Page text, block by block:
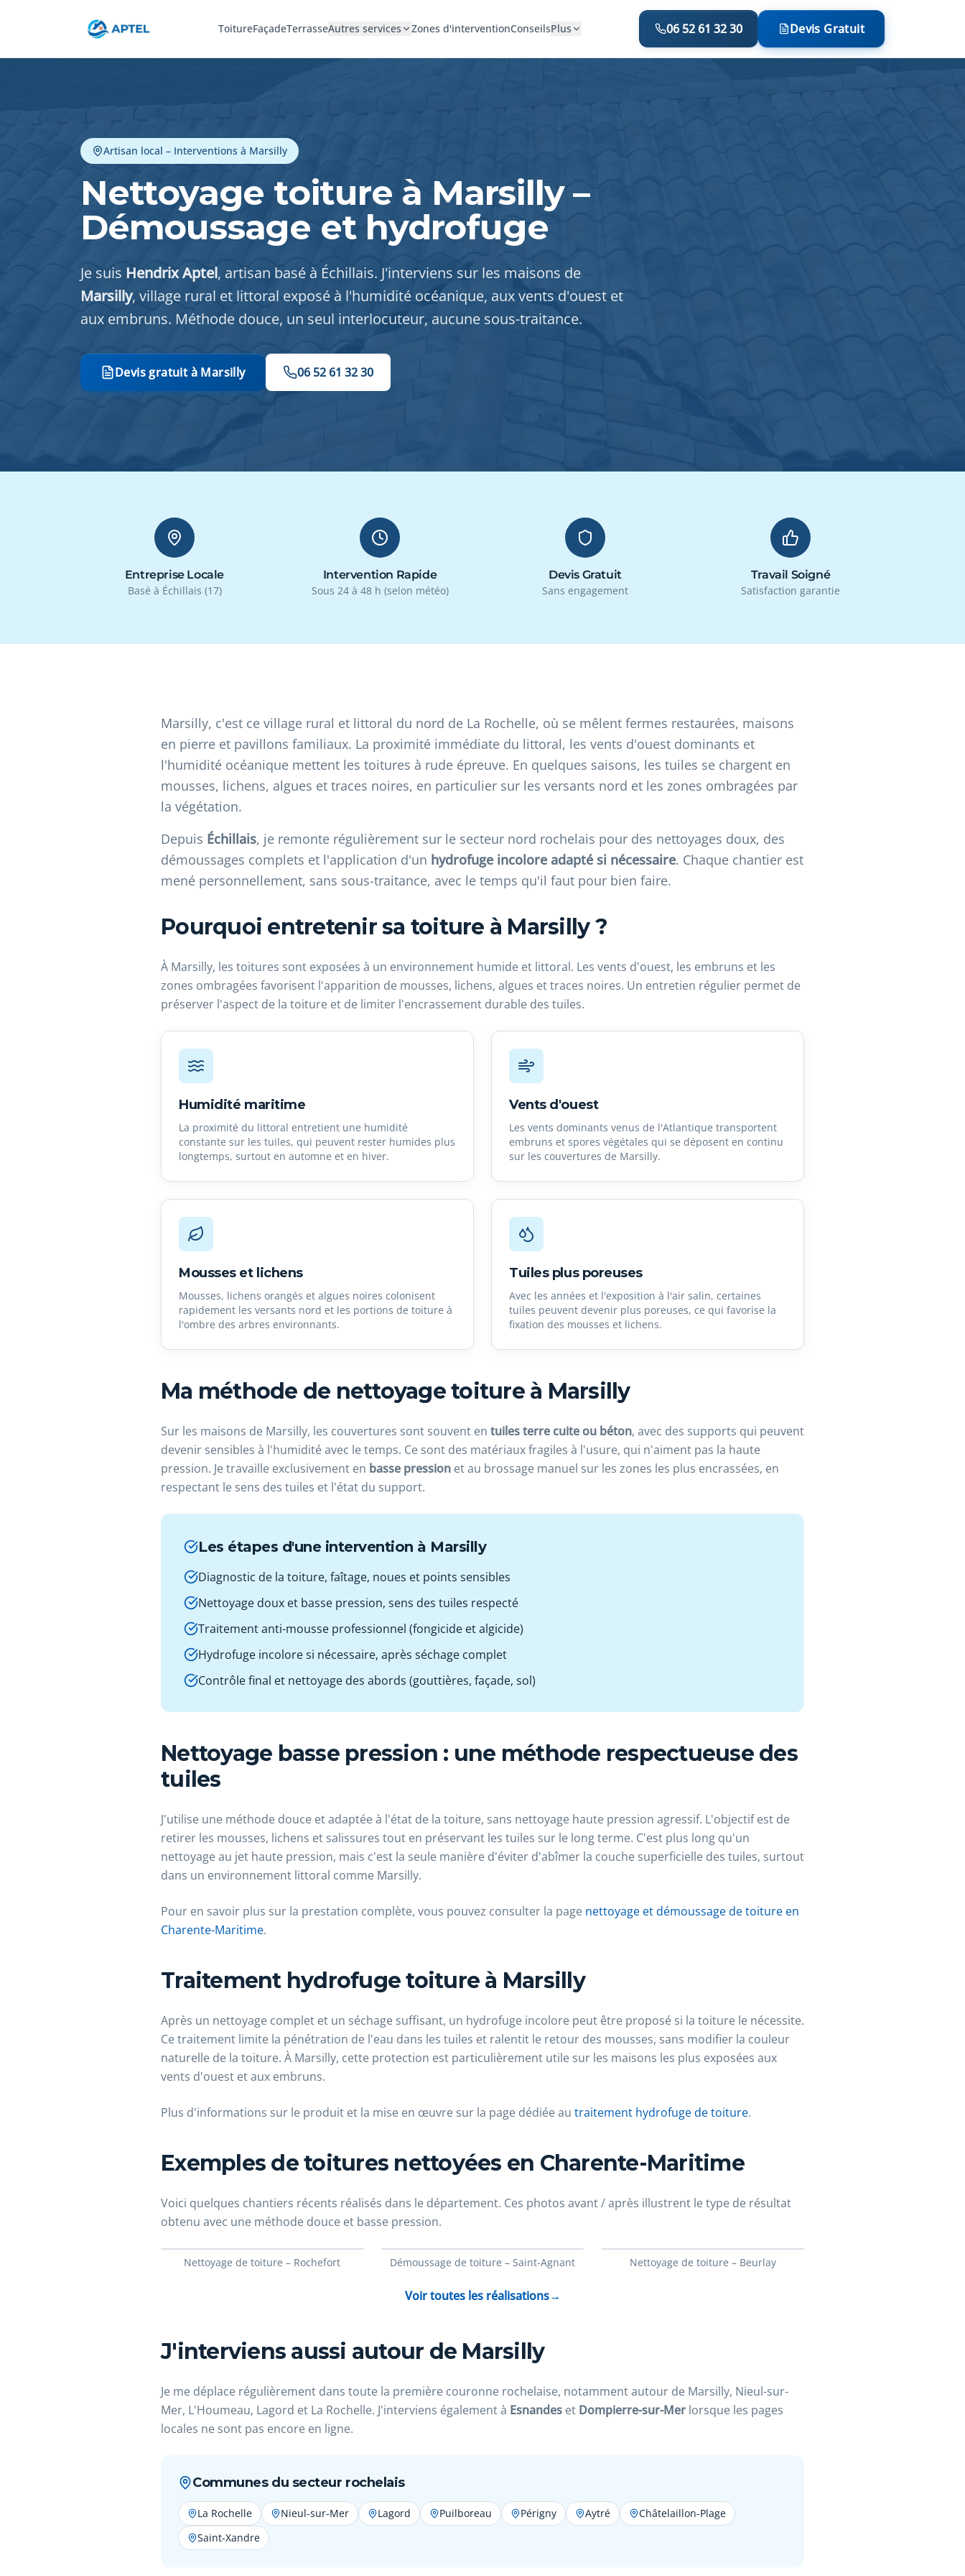
ToitureFaçadeTerrasseAutres services Zones d'interventionConseilsPlus 06 52 61 32 30 Devis Gratuit
Artisan local – Interventions à Marsilly
Nettoyage toiture à Marsilly –
Démoussage et hydrofuge
Je suis Hendrix Aptel, artisan basé à Échillais. J'interviens sur les maisons de
Marsilly, village rural et littoral exposé à l'humidité océanique, aux vents d'ouest et
aux embruns. Méthode douce, un seul interlocuteur, aucune sous-traitance.
Devis gratuit à Marsilly 06 52 61 32 30
Entreprise Locale
Basé à Échillais (17)
Intervention Rapide
Sous 24 à 48 h (selon météo)
Devis Gratuit
Sans engagement
Travail Soigné
Satisfaction garantie
Marsilly, c'est ce village rural et littoral du nord de La Rochelle, où se mêlent fermes restaurées, maisons
en pierre et pavillons familiaux. La proximité immédiate du littoral, les vents d'ouest dominants et
l'humidité océanique mettent les toitures à rude épreuve. En quelques saisons, les tuiles se chargent en
mousses, lichens, algues et traces noires, en particulier sur les versants nord et les zones ombragées par
la végétation.
Depuis Échillais, je remonte régulièrement sur le secteur nord rochelais pour des nettoyages doux, des
démoussages complets et l'application d'un hydrofuge incolore adapté si nécessaire. Chaque chantier est
mené personnellement, sans sous-traitance, avec le temps qu'il faut pour bien faire.
Pourquoi entretenir sa toiture à Marsilly ?
À Marsilly, les toitures sont exposées à un environnement humide et littoral. Les vents d'ouest, les embruns et les
zones ombragées favorisent l'apparition de mousses, lichens, algues et traces noires. Un entretien régulier permet de
préserver l'aspect de la toiture et de limiter l'encrassement durable des tuiles.
Humidité maritime
La proximité du littoral entretient une humidité
constante sur les tuiles, qui peuvent rester humides plus
longtemps, surtout en automne et en hiver.
Vents d'ouest
Les vents dominants venus de l'Atlantique transportent
embruns et spores végétales qui se déposent en continu
sur les couvertures de Marsilly.
Mousses et lichens
Mousses, lichens orangés et algues noires colonisent
rapidement les versants nord et les portions de toiture à
l'ombre des arbres environnants.
Tuiles plus poreuses
Avec les années et l'exposition à l'air salin, certaines
tuiles peuvent devenir plus poreuses, ce qui favorise la
fixation des mousses et lichens.
Ma méthode de nettoyage toiture à Marsilly
Sur les maisons de Marsilly, les couvertures sont souvent en tuiles terre cuite ou béton, avec des supports qui peuvent
devenir sensibles à l'humidité avec le temps. Ce sont des matériaux fragiles à l'usure, qui n'aiment pas la haute
pression. Je travaille exclusivement en basse pression et au brossage manuel sur les zones les plus encrassées, en
respectant le sens des tuiles et l'état du support.
Les étapes d'une intervention à Marsilly
Diagnostic de la toiture, faîtage, noues et points sensibles
Nettoyage doux et basse pression, sens des tuiles respecté
Traitement anti-mousse professionnel (fongicide et algicide)
Hydrofuge incolore si nécessaire, après séchage complet
Contrôle final et nettoyage des abords (gouttières, façade, sol)
Nettoyage basse pression : une méthode respectueuse des
tuiles
J'utilise une méthode douce et adaptée à l'état de la toiture, sans nettoyage haute pression agressif. L'objectif est de
retirer les mousses, lichens et salissures tout en préservant les tuiles sur le long terme. C'est plus long qu'un
nettoyage au jet haute pression, mais c'est la seule manière d'éviter d'abîmer la couche superficielle des tuiles, surtout
dans un environnement littoral comme Marsilly.
Pour en savoir plus sur la prestation complète, vous pouvez consulter la page nettoyage et démoussage de toiture en
Charente-Maritime.
Traitement hydrofuge toiture à Marsilly
Après un nettoyage complet et un séchage suffisant, un hydrofuge incolore peut être proposé si la toiture le nécessite.
Ce traitement limite la pénétration de l'eau dans les tuiles et ralentit le retour des mousses, sans modifier la couleur
naturelle de la toiture. À Marsilly, cette protection est particulièrement utile sur les maisons les plus exposées aux
vents d'ouest et aux embruns.
Plus d'informations sur le produit et la mise en œuvre sur la page dédiée au traitement hydrofuge de toiture.
Exemples de toitures nettoyées en Charente-Maritime
Voici quelques chantiers récents réalisés dans le département. Ces photos avant / après illustrent le type de résultat
obtenu avec une méthode douce et basse pression.
Avant Après
Nettoyage de toiture – Rochefort Avant Après
Démoussage de toiture – Saint-Agnant Avant Après
Nettoyage de toiture – Beurlay
Voir toutes les réalisations→
J'interviens aussi autour de Marsilly
Je me déplace régulièrement dans toute la première couronne rochelaise, notamment autour de Marsilly, Nieul-sur-
Mer, L'Houmeau, Lagord et La Rochelle. J'interviens également à Esnandes et Dompierre-sur-Mer lorsque les pages
locales ne sont pas encore en ligne.
Communes du secteur rochelais
La Rochelle Nieul-sur-Mer Lagord Puilboreau Périgny Aytré
Châtelaillon-Plage
Saint-Xandre